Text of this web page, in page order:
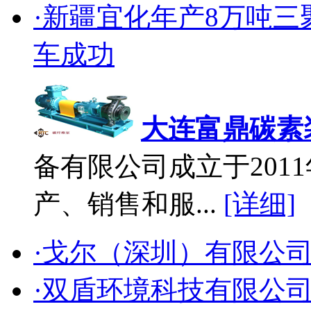
·新疆宜化年产8万吨
车成功
大连富鼎碳
备有限公司成立于
产、销售和服... [详细]
·戈尔（深圳）有限公
·双盾环境科技有限公